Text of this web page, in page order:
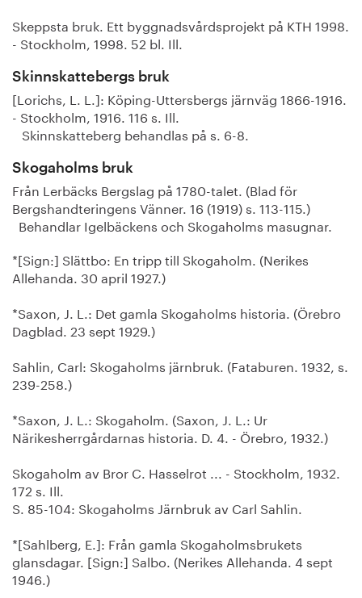
Skeppsta bruk. Ett byggnadsvårdsprojekt på KTH 1998.
- Stockholm, 1998. 52 bl. Ill.
Skinnskattebergs bruk
[Lorichs, L. L.]: Köping-Uttersbergs järnväg 1866-1916.
- Stockholm, 1916. 116 s. Ill.
Skinnskatteberg behandlas på s. 6-8.
Skogaholms bruk
Från Lerbäcks Bergslag på 1780-talet. (Blad för
Bergshandteringens Vänner. 16 (1919) s. 113-115.)
Behandlar Igelbäckens och Skogaholms masugnar.
*[Sign:] Slättbo: En tripp till Skogaholm. (Nerikes
Allehanda. 30 april 1927.)
*Saxon, J. L.: Det gamla Skogaholms historia. (Örebro
Dagblad. 23 sept 1929.)
Sahlin, Carl: Skogaholms järnbruk. (Fataburen. 1932, s.
239-258.)
*Saxon, J. L.: Skogaholm. (Saxon, J. L.: Ur
Närikesherrgårdarnas historia. D. 4. - Örebro, 1932.)
Skogaholm av Bror C. Hasselrot ... - Stockholm, 1932.
172 s. Ill.
S. 85-104: Skogaholms Järnbruk av Carl Sahlin.
*[Sahlberg, E.]: Från gamla Skogaholmsbrukets
glansdagar. [Sign:] Salbo. (Nerikes Allehanda. 4 sept
1946.)